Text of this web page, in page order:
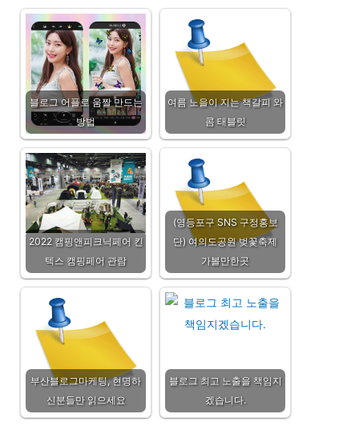
블로그 어플로 움짤 만드는
방법
여름 노을이 지는 책갈피 와
콤 태블릿
2022 캠핑앤피크닉페어 킨
텍스 캠핑페어 관람
(영등포구 SNS 구정홍보
단) 여의도공원 벚꽃축제
가볼만한곳
부산블로그마케팅, 현명하
신분들만 읽으세요
블로그 최고 노출을 책임지
겠습니다.